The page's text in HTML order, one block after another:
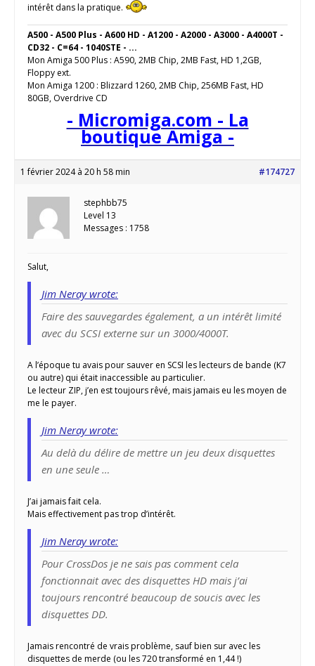
intérêt dans la pratique.
A500 - A500 Plus - A600 HD - A1200 - A2000 - A3000 - A4000T -
CD32 - C=64 - 1040STE - ...
Mon Amiga 500 Plus : A590, 2MB Chip, 2MB Fast, HD 1,2GB,
Floppy ext.
Mon Amiga 1200 : Blizzard 1260, 2MB Chip, 256MB Fast, HD
80GB, Overdrive CD
- Micromiga.com - La
boutique Amiga -
1 février 2024 à 20 h 58 min #174727
stephbb75
Level 13
Messages : 1758
Salut,
Jim Neray wrote:
Faire des sauvegardes également, a un intérêt limité
avec du SCSI externe sur un 3000/4000T.
A l’époque tu avais pour sauver en SCSI les lecteurs de bande (K7
ou autre) qui était inaccessible au particulier.
Le lecteur ZIP, j’en est toujours rêvé, mais jamais eu les moyen de
me le payer.
Jim Neray wrote:
Au delà du délire de mettre un jeu deux disquettes
en une seule …
J’ai jamais fait cela.
Mais effectivement pas trop d’intérêt.
Jim Neray wrote:
Pour CrossDos je ne sais pas comment cela
fonctionnait avec des disquettes HD mais j’ai
toujours rencontré beaucoup de soucis avec les
disquettes DD.
Jamais rencontré de vrais problème, sauf bien sur avec les
disquettes de merde (ou les 720 transformé en 1,44 !)